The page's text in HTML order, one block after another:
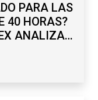
PARA LAS
40 HORAS?
ANALIZAN